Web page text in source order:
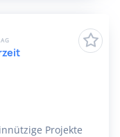
Projekte